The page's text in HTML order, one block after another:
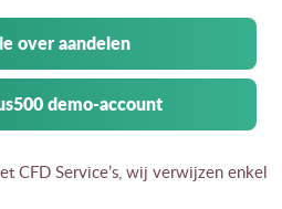
over aandelen
demo-account
CFD Service’s, wij verwijzen enkel